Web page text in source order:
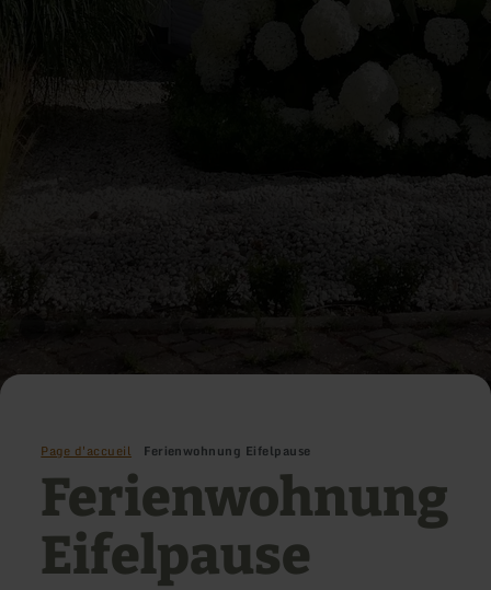
Page d'accueil Ferienwohnung Eifelpause
Ferienwohnung
Eifelpause